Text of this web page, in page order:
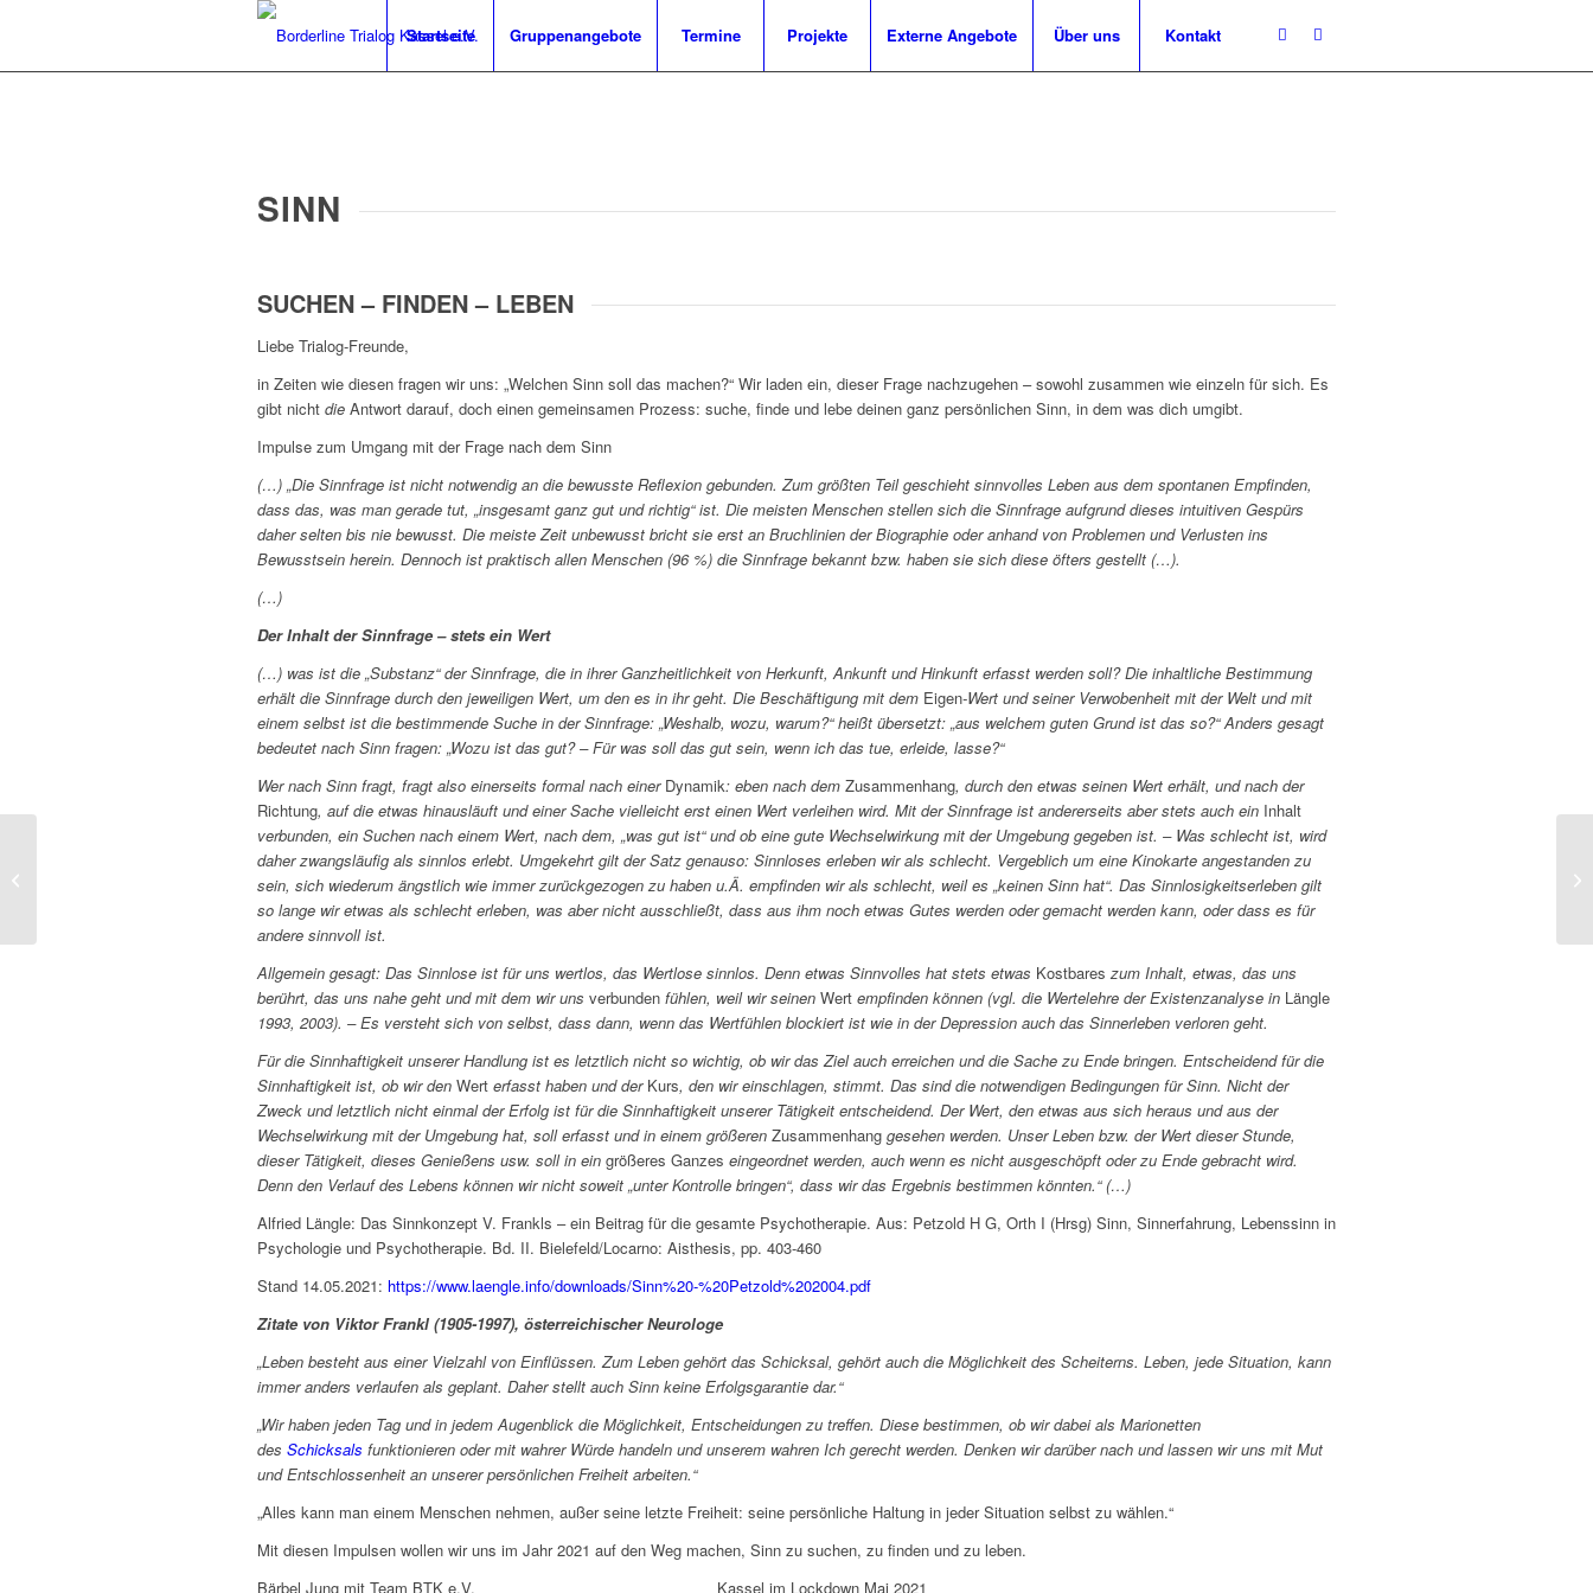
Startseite Gruppenangebote Termine Projekte Externe Angebote Über uns Kontakt
SINN
SUCHEN – FINDEN – LEBEN
Liebe Trialog-Freunde,
in Zeiten wie diesen fragen wir uns: „Welchen Sinn soll das machen?“ Wir laden ein, dieser Frage nachzugehen – sowohl zusammen wie einzeln für sich. Es
gibt nicht die Antwort darauf, doch einen gemeinsamen Prozess: suche, finde und lebe deinen ganz persönlichen Sinn, in dem was dich umgibt.
Impulse zum Umgang mit der Frage nach dem Sinn
(…) „Die Sinnfrage ist nicht notwendig an die bewusste Reflexion gebunden. Zum größten Teil geschieht sinnvolles Leben aus dem spontanen Empfinden,
dass das, was man gerade tut, „insgesamt ganz gut und richtig“ ist. Die meisten Menschen stellen sich die Sinnfrage aufgrund dieses intuitiven Gespürs
daher selten bis nie bewusst. Die meiste Zeit unbewusst bricht sie erst an Bruchlinien der Biographie oder anhand von Problemen und Verlusten ins
Bewusstsein herein. Dennoch ist praktisch allen Menschen (96 %) die Sinnfrage bekannt bzw. haben sie sich diese öfters gestellt (…).
(…)
Der Inhalt der Sinnfrage – stets ein Wert
(…) was ist die „Substanz“ der Sinnfrage, die in ihrer Ganzheitlichkeit von Herkunft, Ankunft und Hinkunft erfasst werden soll? Die inhaltliche Bestimmung
erhält die Sinnfrage durch den jeweiligen Wert, um den es in ihr geht. Die Beschäftigung mit dem Eigen-Wert und seiner Verwobenheit mit der Welt und mit
einem selbst ist die bestimmende Suche in der Sinnfrage: „Weshalb, wozu, warum?“ heißt übersetzt: „aus welchem guten Grund ist das so?“ Anders gesagt
bedeutet nach Sinn fragen: „Wozu ist das gut? – Für was soll das gut sein, wenn ich das tue, erleide, lasse?“
Wer nach Sinn fragt, fragt also einerseits formal nach einer Dynamik: eben nach dem Zusammenhang, durch den etwas seinen Wert erhält, und nach der
Richtung, auf die etwas hinausläuft und einer Sache vielleicht erst einen Wert verleihen wird. Mit der Sinnfrage ist andererseits aber stets auch ein Inhalt
verbunden, ein Suchen nach einem Wert, nach dem, „was gut ist“ und ob eine gute Wechselwirkung mit der Umgebung gegeben ist. – Was schlecht ist, wird
daher zwangsläufig als sinnlos erlebt. Umgekehrt gilt der Satz genauso: Sinnloses erleben wir als schlecht. Vergeblich um eine Kinokarte angestanden zu
sein, sich wiederum ängstlich wie immer zurückgezogen zu haben u.Ä. empfinden wir als schlecht, weil es „keinen Sinn hat“. Das Sinnlosigkeitserleben gilt
so lange wir etwas als schlecht erleben, was aber nicht ausschließt, dass aus ihm noch etwas Gutes werden oder gemacht werden kann, oder dass es für
andere sinnvoll ist.
Allgemein gesagt: Das Sinnlose ist für uns wertlos, das Wertlose sinnlos. Denn etwas Sinnvolles hat stets etwas Kostbares zum Inhalt, etwas, das uns
berührt, das uns nahe geht und mit dem wir uns verbunden fühlen, weil wir seinen Wert empfinden können (vgl. die Wertelehre der Existenzanalyse in Längle
1993, 2003). – Es versteht sich von selbst, dass dann, wenn das Wertfühlen blockiert ist wie in der Depression auch das Sinnerleben verloren geht.
Für die Sinnhaftigkeit unserer Handlung ist es letztlich nicht so wichtig, ob wir das Ziel auch erreichen und die Sache zu Ende bringen. Entscheidend für die
Sinnhaftigkeit ist, ob wir den Wert erfasst haben und der Kurs, den wir einschlagen, stimmt. Das sind die notwendigen Bedingungen für Sinn. Nicht der
Zweck und letztlich nicht einmal der Erfolg ist für die Sinnhaftigkeit unserer Tätigkeit entscheidend. Der Wert, den etwas aus sich heraus und aus der
Wechselwirkung mit der Umgebung hat, soll erfasst und in einem größeren Zusammenhang gesehen werden. Unser Leben bzw. der Wert dieser Stunde,
dieser Tätigkeit, dieses Genießens usw. soll in ein größeres Ganzes eingeordnet werden, auch wenn es nicht ausgeschöpft oder zu Ende gebracht wird.
Denn den Verlauf des Lebens können wir nicht soweit „unter Kontrolle bringen“, dass wir das Ergebnis bestimmen könnten.“ (…)
Alfried Längle: Das Sinnkonzept V. Frankls – ein Beitrag für die gesamte Psychotherapie. Aus: Petzold H G, Orth I (Hrsg) Sinn, Sinnerfahrung, Lebenssinn in
Psychologie und Psychotherapie. Bd. II. Bielefeld/Locarno: Aisthesis, pp. 403-460
Stand 14.05.2021: https://www.laengle.info/downloads/Sinn%20-%20Petzold%202004.pdf
Zitate von Viktor Frankl (1905-1997), österreichischer Neurologe
„Leben besteht aus einer Vielzahl von Einflüssen. Zum Leben gehört das Schicksal, gehört auch die Möglichkeit des Scheiterns. Leben, jede Situation, kann
immer anders verlaufen als geplant. Daher stellt auch Sinn keine Erfolgsgarantie dar.“
„Wir haben jeden Tag und in jedem Augenblick die Möglichkeit, Entscheidungen zu treffen. Diese bestimmen, ob wir dabei als Marionetten
des Schicksals funktionieren oder mit wahrer Würde handeln und unserem wahren Ich gerecht werden. Denken wir darüber nach und lassen wir uns mit Mut
und Entschlossenheit an unserer persönlichen Freiheit arbeiten.“
„Alles kann man einem Menschen nehmen, außer seine letzte Freiheit: seine persönliche Haltung in jeder Situation selbst zu wählen.“
Mit diesen Impulsen wollen wir uns im Jahr 2021 auf den Weg machen, Sinn zu suchen, zu finden und zu leben.
Bärbel Jung mit Team BTK e.V. Kassel im Lockdown Mai 2021